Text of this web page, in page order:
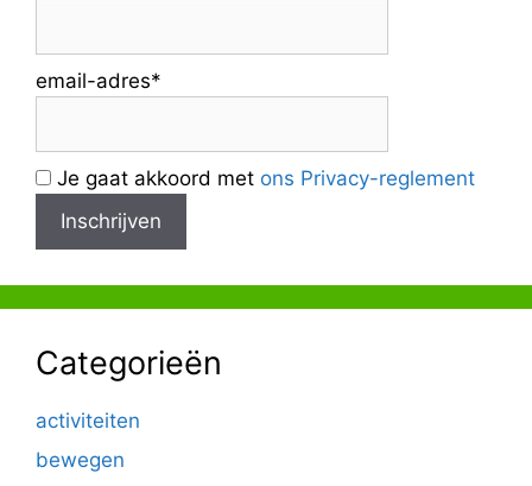
email-adres*
Je gaat akkoord met ons Privacy-reglement
Categorieën
activiteiten
bewegen